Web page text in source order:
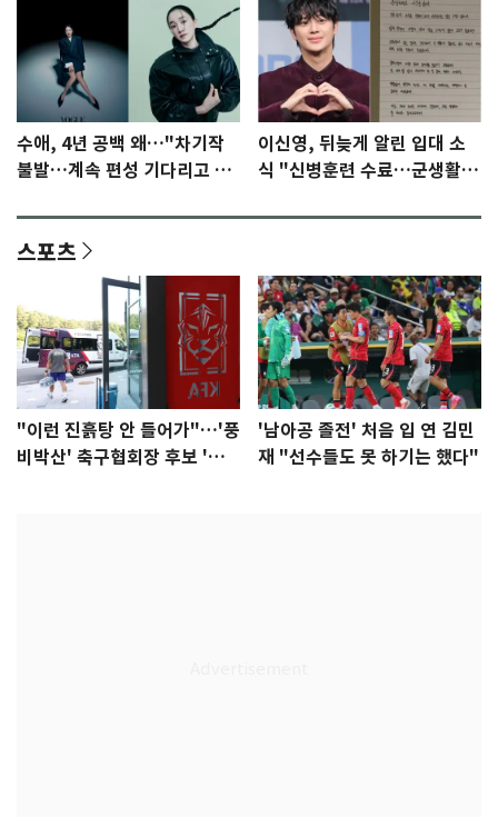
수애, 4년 공백 왜…"차기작
불발…계속 편성 기다리고 있
이신영, 뒤늦게 알린 입대 소
식 "신병훈련 수료…군생활
스포츠
"이런 진흙탕 안 들어가"…'풍
비박산' 축구협회장 후보 '실
'남아공 졸전' 처음 입 연 김민
재 "선수들도 못 하기는 했다"